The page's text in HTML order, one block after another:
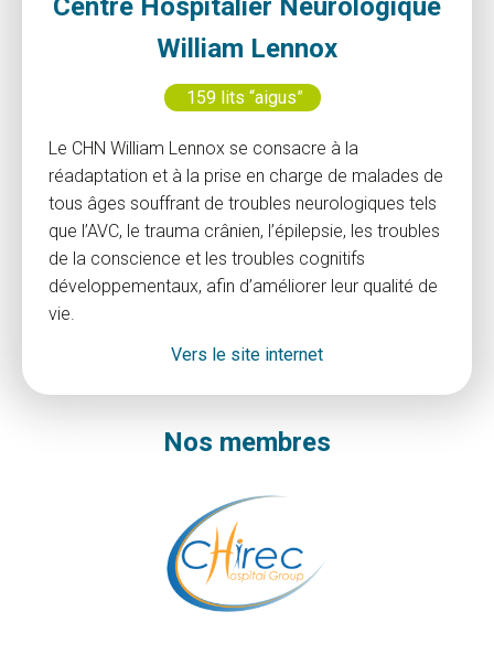
Centre Hospitalier Neurologique
William Lennox
159 lits “aigus”
Le CHN William Lennox se consacre à la
réadaptation et à la prise en charge de malades de
tous âges souffrant de troubles neurologiques tels
que l’AVC, le trauma crânien, l’épilepsie, les troubles
de la conscience et les troubles cognitifs
développementaux, afin d’améliorer leur qualité de
vie.
Vers le site internet
Nos membres